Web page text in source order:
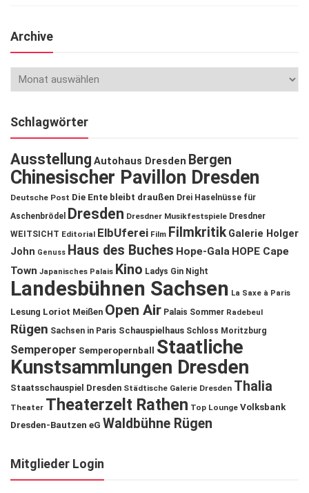
Archive
Schlagwörter
Ausstellung Autohaus Dresden Bergen
Chinesischer Pavillon Dresden
Deutsche Post Die Ente bleibt draußen Drei Haselnüsse für
Aschenbrödel
Dresden Dresdner Musikfestspiele Dresdner
WEITSICHT Editorial ElbUferei Film Filmkritik Galerie Holger
John Genuss Haus des Buches Hope-Gala HOPE Cape
Town Japanisches Palais Kino Ladys Gin Night
Landesbühnen Sachsen La Saxe à Paris
Lesung Loriot Meißen Open Air Palais Sommer Radebeul
Rügen Sachsen in Paris Schauspielhaus Schloss Moritzburg
Semperoper Semperopernball
Staatliche
Kunstsammlungen Dresden
Staatsschauspiel Dresden Städtische Galerie Dresden Thalia
Theater Theaterzelt Rathen Top Lounge Volksbank
Dresden-Bautzen eG Waldbühne Rügen
Mitglieder Login